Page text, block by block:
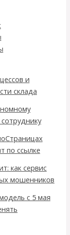
и
склада
по ссылке
как сервис
мошенников
с 5 мая